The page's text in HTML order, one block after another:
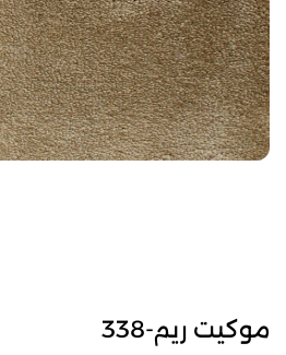
موكيت ريم-338